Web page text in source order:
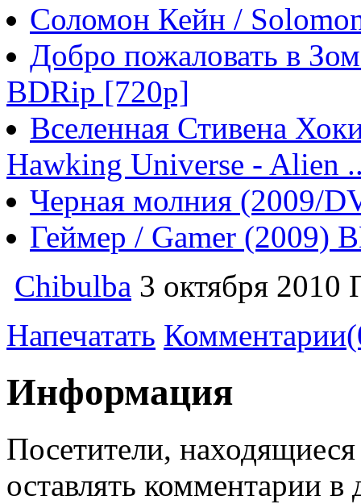
Соломон Кейн /
Добро пожаловать в
BDRip [720p]
Вселенная Стивена
Hawking Universe - Alien
Черная молния (2009/
Геймер / Gamer (2009)
Chibulba 3 октября 2010
Напечатать
Информация
Посетители,
оставлять комментарии в